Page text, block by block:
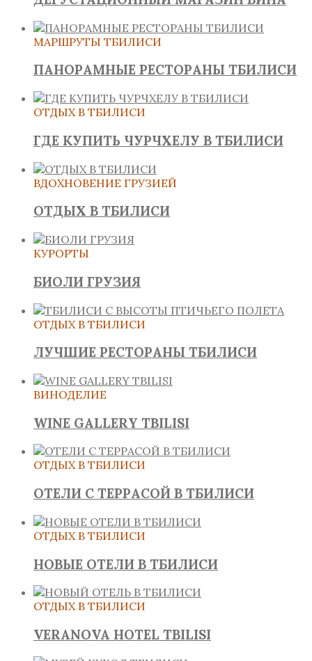
МАРШРУТЫ ТБИЛИСИ
ПАНОРАМНЫЕ РЕСТОРАНЫ ТБИЛИСИ
ОТДЫХ В ТБИЛИСИ
ГДЕ КУПИТЬ ЧУРЧХЕЛУ В ТБИЛИСИ
ВДОХНОВЕНИЕ ГРУЗИЕЙ
ОТДЫХ В ТБИЛИСИ
КУРОРТЫ
БИОЛИ ГРУЗИЯ
ОТДЫХ В ТБИЛИСИ
ЛУЧШИЕ РЕСТОРАНЫ ТБИЛИСИ
ВИНОДЕЛИЕ
WINE GALLERY TBILISI
ОТДЫХ В ТБИЛИСИ
ОТЕЛИ С ТЕРРАСОЙ В ТБИЛИСИ
ОТДЫХ В ТБИЛИСИ
НОВЫЕ ОТЕЛИ В ТБИЛИСИ
ОТДЫХ В ТБИЛИСИ
VERANOVA HOTEL TBILISI